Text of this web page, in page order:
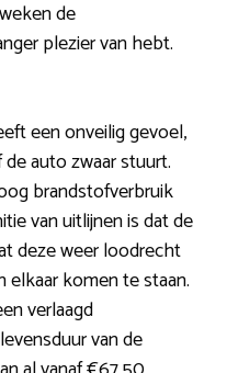
de
plezier van hebt.
een onveilig gevoel,
auto zwaar stuurt.
brandstofverbruik
van uitlijnen is dat de
deze weer loodrecht
elkaar komen te staan.
verlaagd
van de